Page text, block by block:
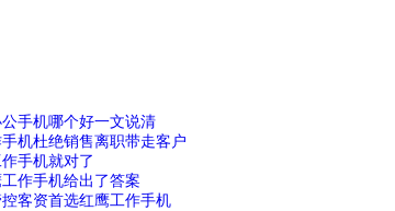
手机哪个好一文说清
机杜绝销售离职带走客户
手机就对了
作手机给出了答案
客资首选红鹰工作手机